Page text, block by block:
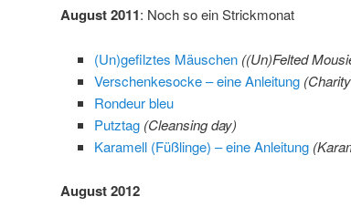
August 2011: Noch so ein Strickmonat
(Un)gefilztes Mäuschen ((Un)Felted
Verschenkesocke – eine Anleitung
Rondeur bleu
Putztag (Cleansing day)
Karamell (Füßlinge) – eine Anleitung
August 2012